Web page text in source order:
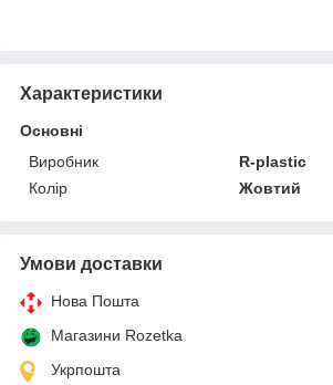
Характеристики
Основні
Виробник
R-plastic
Колір
Жовтий
Умови доставки
Нова Пошта
Магазини Rozetka
Укрпошта